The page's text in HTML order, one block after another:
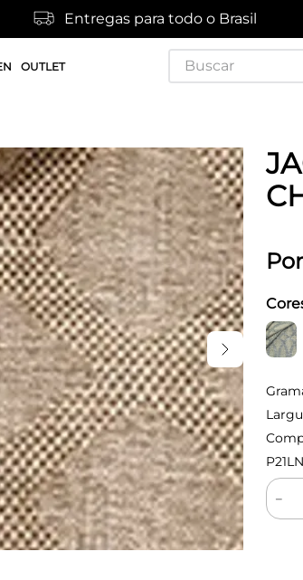
Entregas para todo o Brasil
OUTLET
Buscar
－